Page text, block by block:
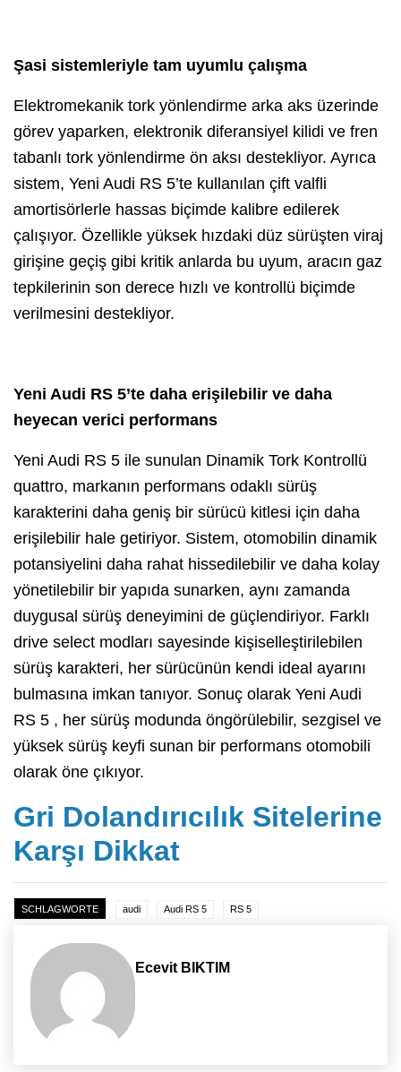
Şasi sistemleriyle tam uyumlu çalışma
Elektromekanik tork yönlendirme arka aks üzerinde
görev yaparken, elektronik diferansiyel kilidi ve fren
tabanlı tork yönlendirme ön aksı destekliyor. Ayrıca
sistem, Yeni Audi RS 5’te kullanılan çift valfli
amortisörlerle hassas biçimde kalibre edilerek
çalışıyor. Özellikle yüksek hızdaki düz sürüşten viraj
girişine geçiş gibi kritik anlarda bu uyum, aracın gaz
tepkilerinin son derece hızlı ve kontrollü biçimde
verilmesini destekliyor.
Yeni Audi RS 5’te daha erişilebilir ve daha
heyecan verici performans
Yeni Audi RS 5 ile sunulan Dinamik Tork Kontrollü
quattro, markanın performans odaklı sürüş
karakterini daha geniş bir sürücü kitlesi için daha
erişilebilir hale getiriyor. Sistem, otomobilin dinamik
potansiyelini daha rahat hissedilebilir ve daha kolay
yönetilebilir bir yapıda sunarken, aynı zamanda
duygusal sürüş deneyimini de güçlendiriyor. Farklı
drive select modları sayesinde kişiselleştirilebilen
sürüş karakteri, her sürücünün kendi ideal ayarını
bulmasına imkan tanıyor. Sonuç olarak Yeni Audi
RS 5 , her sürüş modunda öngörülebilir, sezgisel ve
yüksek sürüş keyfi sunan bir performans otomobili
olarak öne çıkıyor.
Gri Dolandırıcılık Sitelerine
Karşı Dikkat
SCHLAGWORTE audi Audi RS 5 RS 5
Ecevit BIKTIM